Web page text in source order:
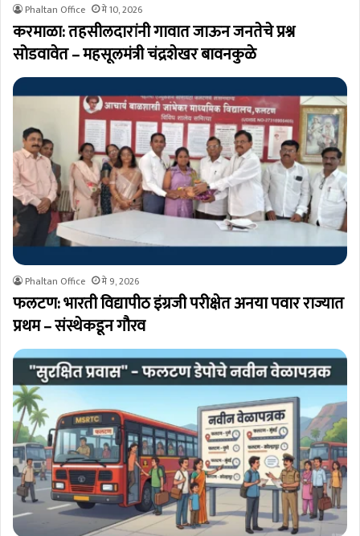
Phaltan Office मे 10, 2026
करमाळा: तहसीलदारांनी गावात जाऊन जनतेचे प्रश्न
सोडवावेत – महसूलमंत्री चंद्रशेखर बावनकुळे
Phaltan Office मे 9, 2026
फलटण: भारती विद्यापीठ इंग्रजी परीक्षेत अनया पवार राज्यात
प्रथम – संस्थेकडून गौरव